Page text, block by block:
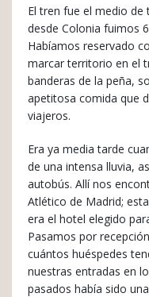
El tren fue el medio
desde Colonia fuimos
Habíamos reservado
marcar territorio en el
banderas de la peña,
apetitosa comida que
viajeros.
Era ya media tarde
de una intensa lluvia,
autobús. Allí nos
Atlético de Madrid;
era el hotel elegido
Pasamos por
cuántos huéspedes
nuestras entradas en
pasados había sido